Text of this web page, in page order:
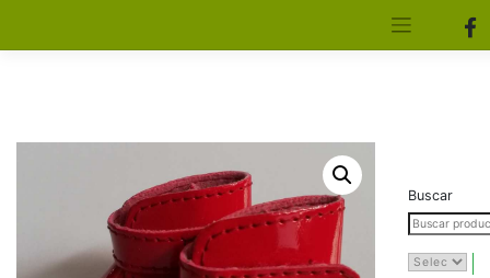
Buscar